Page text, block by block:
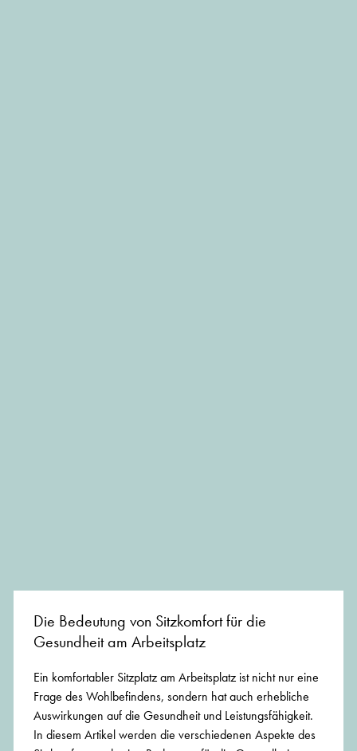
Die Bedeutung von Sitzkomfort für die
Gesundheit am Arbeitsplatz
Ein komfortabler Sitzplatz am Arbeitsplatz ist nicht nur eine
Frage des Wohlbefindens, sondern hat auch erhebliche
Auswirkungen auf die Gesundheit und Leistungsfähigkeit.
In diesem Artikel werden die verschiedenen Aspekte des